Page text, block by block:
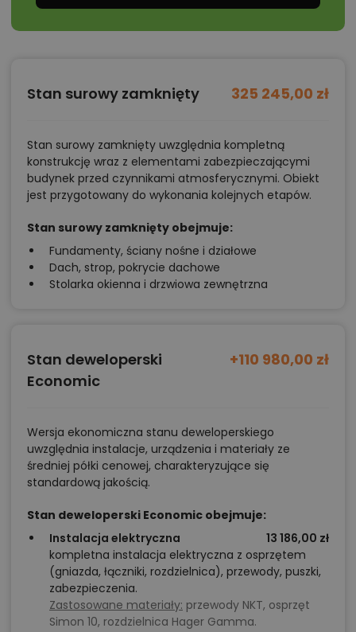
przebiegnie szybko i tanio, a koszty eksploatacyjne
nie będą wysokie.
projekcie, na przykład:
polecane przez architekta zmiany,
możliwości wprowadzania modyfikacji,
projekty podobne - o zbliżonym układzie lub
parametrach,
optymalizacja kosztów budowy domu według
tego projektu,
informacje szczegółowe - np. wymiary
pomieszczeń, instalacje, materiały?
Stan surowy zamknięty 325 245,00 zł
Stan surowy zamknięty uwzględnia kompletną
konstrukcję wraz z elementami zabezpieczającymi
budynek przed czynnikami atmosferycznymi. Obiekt
jest przygotowany do wykonania kolejnych etapów.
Stan surowy zamknięty obejmuje:
Fundamenty, ściany nośne i działowe
Dach, strop, pokrycie dachowe
Stolarka okienna i drzwiowa zewnętrzna
Stan deweloperski
Economic
+110 980,00 zł
Wersja ekonomiczna stanu deweloperskiego
uwzględnia instalacje, urządzenia i materiały ze
średniej półki cenowej, charakteryzujące się
standardową jakością.
Stan deweloperski Economic obejmuje:
Instalacja elektryczna
13 186,00 zł
kompletna instalacja elektryczna z osprzętem
(gniazda, łączniki, rozdzielnica), przewody, puszki,
zabezpieczenia.
Zastosowane materiały: przewody NKT, osprzęt
Simon 10, rozdzielnica Hager Gamma.